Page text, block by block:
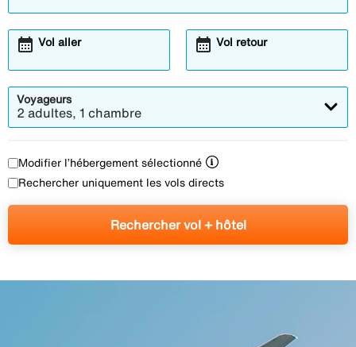
Vol aller
calendar_month Vol retour
calendar_month
Voyageurs
2 adultes, 1 chambre
Modifier l’hébergement sélectionné
Rechercher uniquement les vols directs
Rechercher vol + hôtel